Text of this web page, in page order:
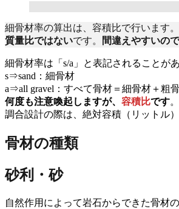
細骨材率の算出は、容積比で行います。
質量比ではないです。 間違えやすいの
細骨材率は「s/a」と表記されることがあ
s⇒sand：細骨材
a⇒all gravel：すべて骨材＝細骨材＋粗
何度も注意喚起しますが、 容積比です。
調合設計の際は、絶対容積（リットル
骨材の種類
砂利・砂
自然作用によって岩石からできた骨材の